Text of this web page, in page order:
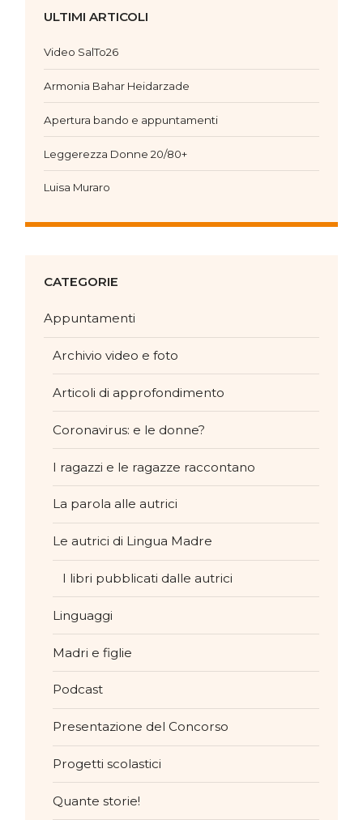
ULTIMI ARTICOLI
Video SalTo26
Armonia Bahar Heidarzade
Apertura bando e appuntamenti
Leggerezza Donne 20/80+
Luisa Muraro
CATEGORIE
Appuntamenti
Archivio video e foto
Articoli di approfondimento
Coronavirus: e le donne?
I ragazzi e le ragazze raccontano
La parola alle autrici
Le autrici di Lingua Madre
I libri pubblicati dalle autrici
Linguaggi
Madri e figlie
Podcast
Presentazione del Concorso
Progetti scolastici
Quante storie!